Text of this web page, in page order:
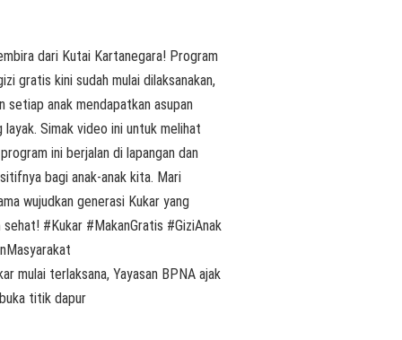
mulai terlaksana, Yayasan BPNA ajak
titik dapur